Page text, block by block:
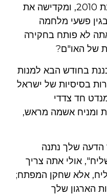
האירופאית למשט לעזה בשנת 2010, ומקדישה את
פשעי מלחמה
לא פותח בחקירה
של האו"ם?
בחודש הבא למנות
בסיסיות של ישראל
חד צדדי
ומניח אשמה מראש,
הדעה שלך נתנה
אולי אתה צריך
אלא שחקן המפתח;
הארגון שלך